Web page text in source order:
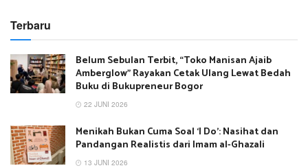
Terbaru
Belum Sebulan Terbit, “Toko Manisan Ajaib
Amberglow” Rayakan Cetak Ulang Lewat Bedah
Buku di Bukupreneur Bogor
22 JUNI 2026
Menikah Bukan Cuma Soal ‘I Do’: Nasihat dan
Pandangan Realistis dari Imam al-Ghazali
13 JUNI 2026